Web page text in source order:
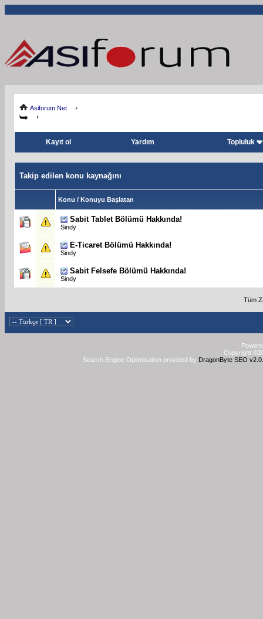
Asiforum.Net
Kayıt ol Yardım Topluluk
Takip edilen konu kaynağını
Konu / Konuyu Başlatan
Sabit Tablet Bölümü Hakkında!
Sindy
E-Ticaret Bölümü Hakkında!
Sindy
Sabit Felsefe Bölümü Hakkında!
Sindy
Tüm
Copyright
Search Engine Optimisation provided by DragonByte SEO